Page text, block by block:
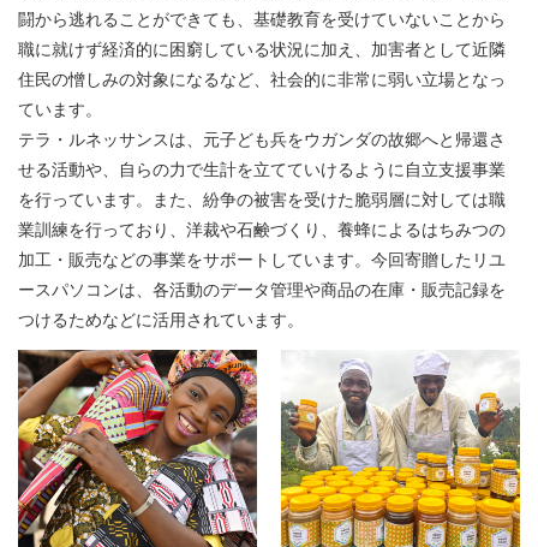
闘から逃れることができても、基礎教育を受けていないことから
職に就けず経済的に困窮している状況に加え、加害者として近隣
住民の憎しみの対象になるなど、社会的に非常に弱い立場となっ
ています。
テラ・ルネッサンスは、元子ども兵をウガンダの故郷へと帰還さ
せる活動や、自らの力で生計を立てていけるように自立支援事業
を行っています。また、紛争の被害を受けた脆弱層に対しては職
業訓練を行っており、洋裁や石鹸づくり、養蜂によるはちみつの
加工・販売などの事業をサポートしています。今回寄贈したリユ
ースパソコンは、各活動のデータ管理や商品の在庫・販売記録を
つけるためなどに活用されています。